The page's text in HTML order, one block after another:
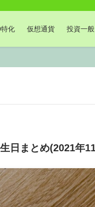
化 仮想通貨 投資一般
日まとめ(2021年